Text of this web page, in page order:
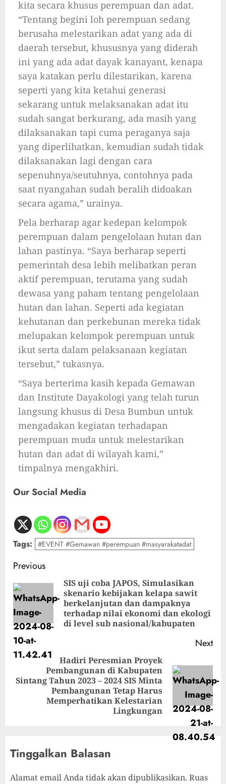
kita secara khusus perempuan dan adat.
“Tentang begini loh perempuan sedang
berusaha melestarikan adat yang ada di
daerah tersebut, khususnya yang diderah
ini yang ada adat dayak kanayant, kenapa
saya katakan perlu dilestarikan, karena
seperti yang kita ketahui generasi
sekarang untuk melaksanakan adat itu
sudah sangat berkurang, ada masih yang
dilaksanakan tapi cuma peraganya saja
yang diperlihatkan, kemudian sudah tidak
dilaksanakan lagi dengan cara
sepenuhnya/seutuhnya, contohnya pada
saat nyangahan sudah beralih didoakan
secara agama,” urainya.
Pela berharap agar kedepan kelompok
perempuan dalam pengelolaan hutan dan
lahan pastinya. “Saya berharap seperti
pemerintah desa lebih melibatkan peran
aktif perempuan, terutama yang sudah
dewasa yang paham tentang pengelolaan
hutan dan lahan. Seperti ada kegiatan
kehutanan dan perkebunan mereka tidak
melupakan kelompok perempuan untuk
ikut serta dalam pelaksanaan kegiatan
tersebut,” tukasnya.
“Saya berterima kasih kepada Gemawan
dan Institute Dayakologi yang telah turun
langsung khusus di Desa Bumbun untuk
mengadakan kegiatan terhadapan
perempuan muda untuk melestarikan
hutan dan adat di wilayah kami,”
timpalnya mengakhiri.
Our Social Media
Tags: #EVENT #Gemawan #perempuan #masyarakatadat
Previous
SIS uji coba JAPOS, Simulasikan
skenario kebijakan kelapa sawit
berkelanjutan dan dampaknya
terhadap nilai ekonomi dan ekologi
di level sub nasional/kabupaten
Next
Hadiri Peresmian Proyek
Pembangunan di Kabupaten
Sintang Tahun 2023 – 2024 SIS Minta
Pembangunan Tetap Harus
Memperhatikan Kelestarian
Lingkungan
Tinggalkan Balasan
Alamat email Anda tidak akan dipublikasikan. Ruas